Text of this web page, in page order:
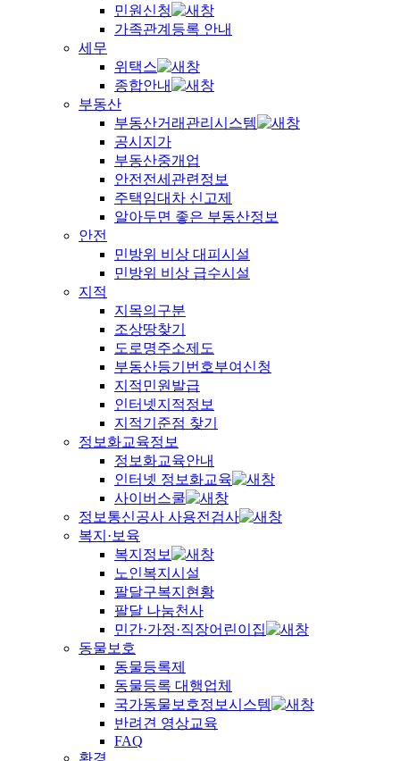
민원신청
가족관계등록 안내
세무
위택스
종합안내
부동산
부동산거래관리시스템
공시지가
부동산중개업
안전전세관련정보
주택임대차 신고제
알아두면 좋은 부동산정보
안전
민방위 비상 대피시설
민방위 비상 급수시설
지적
지목의구분
조상땅찾기
도로명주소제도
부동산등기번호부여신청
지적민원발급
인터넷지적정보
지적기준점 찾기
정보화교육정보
정보화교육안내
인터넷 정보화교육
사이버스쿨
정보통신공사 사용전검사
복지·보육
복지정보
노인복지시설
팔달구복지현황
팔달 나눔천사
민간·가정·직장어린이집
동물보호
동물등록제
동물등록 대행업체
국가동물보호정보시스템
반려견 영상교육
FAQ
환경